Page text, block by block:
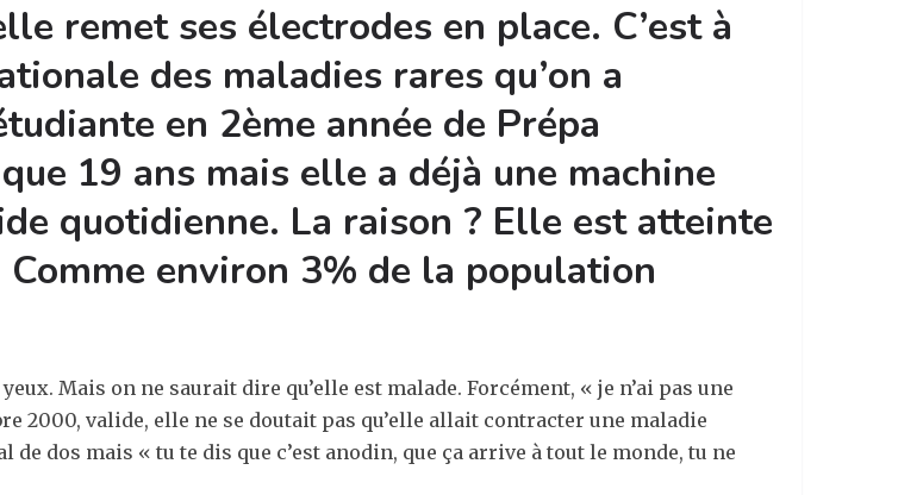
remet ses électrodes en place. C’est à
des maladies rares qu’on a
en 2ème année de Prépa
19 ans mais elle a déjà une machine
quotidienne. La raison ? Elle est atteinte
Comme environ 3% de la population
Mais on ne saurait dire qu’elle est malade. Forcément, « je n’ai pas une
2000, valide, elle ne se doutait pas qu’elle allait contracter une maladie
dos mais « tu te dis que c’est anodin, que ça arrive à tout le monde, tu ne